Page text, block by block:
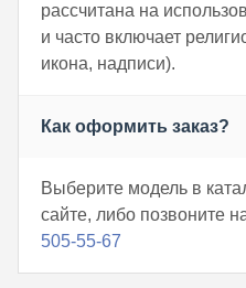
рассчитана на
и часто включает
икона, надписи).
Как оформить заказ?
Выберите модель в
сайте, либо позвоните
505-55-67